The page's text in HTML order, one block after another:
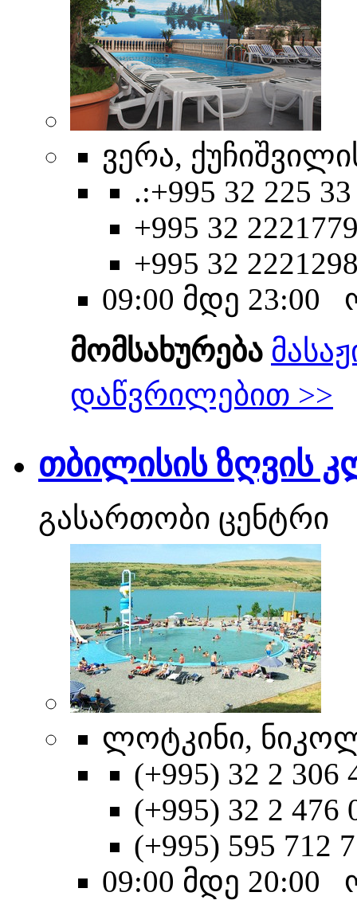
ვერა,
.:+995 32 225
+995 32
+995 32
09:00 მდე 23:00
მომსახურება
დაწვრილებით >>
თბილისის ზღვის
გასართობი ცენტრი
ლოტკინი,
(+995) 32 2 306
(+995) 32 2 476
(+995) 595 712
09:00 მდე 20:00